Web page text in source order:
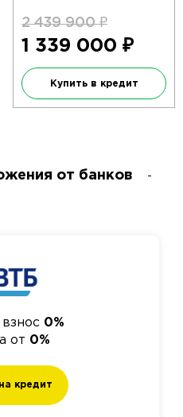
2 439 900₽
1 339 000 ₽
Купить в кредит
от банков
0%
от 0%
кредит